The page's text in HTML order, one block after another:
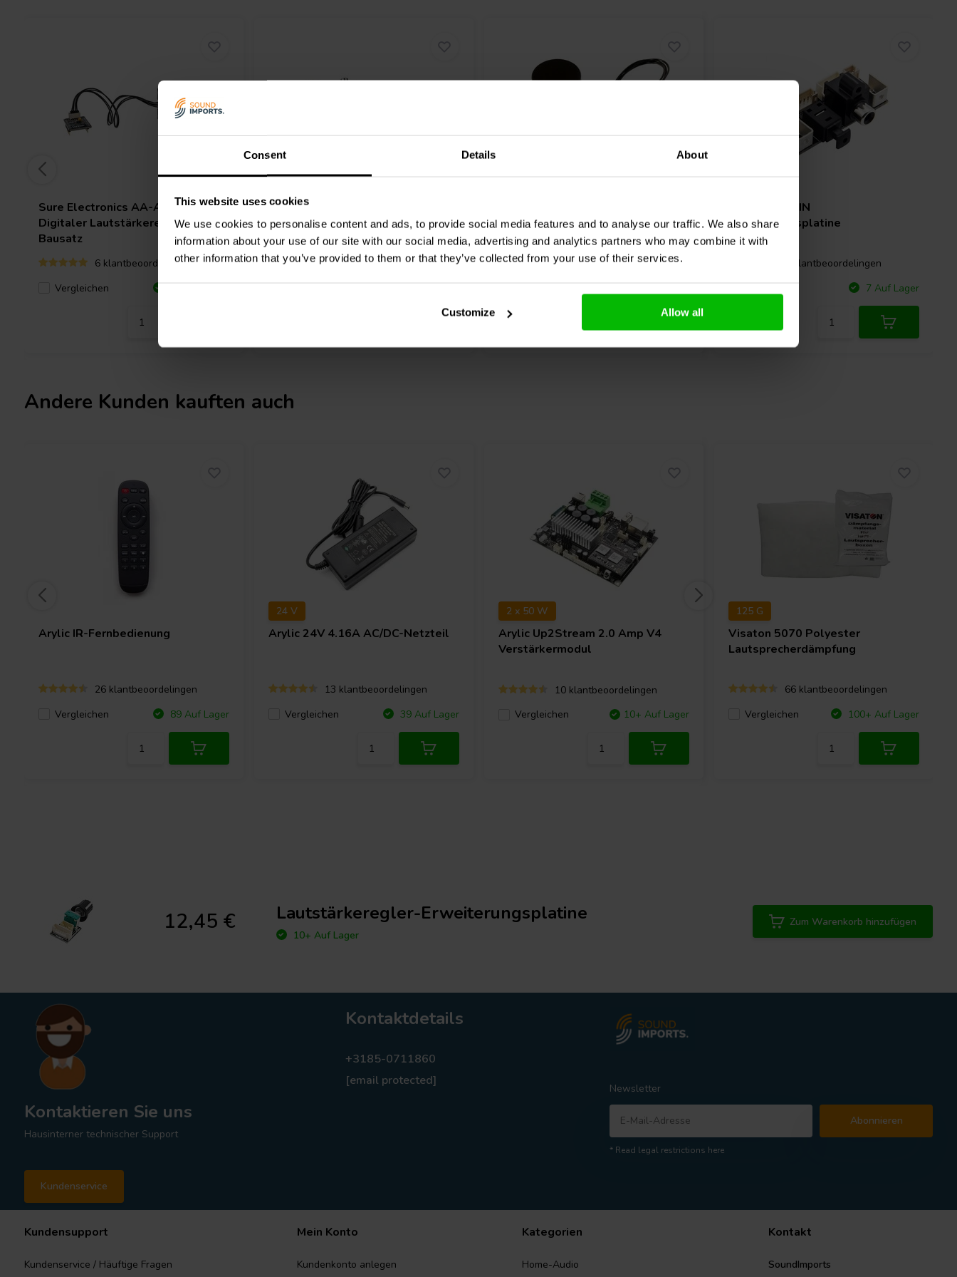
Consent Details About
This website uses cookies
We use cookies to personalise content and ads, to provide social media features and to analyse our traffic. We also share
information about your use of our site with our social media, advertising and analytics partners who may combine it with
other information that you’ve provided to them or that they’ve collected from your use of their services.
Customize Allow all
Sure Electronics AA-AA11117 |
Digitaler Lautstärkeregler-
Bausatz
6 klantbeoordelingen
Vergleichen
39 Auf Lager
Sure Electronics
Elektronische Lautstärkeregelung
3 klantbeoordelingen
Vergleichen
13 Auf Lager
VC02 - M62429 | Elektronische
Stereo-Audio-Lautstärkeregler-
Platine
1 klantbeoordelingen
Vergleichen
13 Auf Lager
SPDIF IN
Erweiterungsplatine
4 klantbeoordelingen
Vergleichen
7 Auf Lager
Andere Kunden kauften auch
Arylic IR-Fernbedienung
26 klantbeoordelingen
Vergleichen
89 Auf Lager
24 V
Arylic 24V 4.16A AC/DC-Netzteil
13 klantbeoordelingen
Vergleichen
39 Auf Lager
2 x 50 W
Arylic Up2Stream 2.0 Amp V4
Verstärkermodul
10 klantbeoordelingen
Vergleichen
10+ Auf Lager
125 G
Visaton 5070 Polyester
Lautsprecherdämpfung
66 klantbeoordelingen
Vergleichen
100+ Auf Lager
12,45 € Lautstärkeregler-Erweiterungsplatine
10+ Auf Lager
Zum Warenkorb hinzufügen
Kontaktieren Sie uns
Hausinterner technischer Support
Kundenservice
Kontaktdetails
+3185-0711860
[email protected]
Newsletter
Abonnieren
* Read legal restrictions here
Kundensupport
Kundenservice / Häuftige Fragen
Mein Konto
Kundenkonto anlegen
Kategorien
Home-Audio
Kontakt
SoundImports